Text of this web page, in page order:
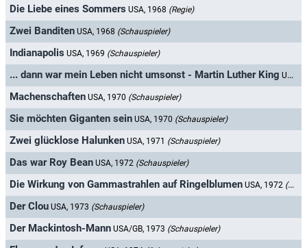
Die Liebe eines Sommers USA, 1968 (Regie)
Zwei Banditen USA, 1968 (Schauspieler)
Indianapolis USA, 1969 (Schauspieler)
... dann war mein Leben nicht umsonst - Martin Luther King USA, 1970
Machenschaften USA, 1970 (Schauspieler)
Sie möchten Giganten sein USA, 1970 (Schauspieler)
Zwei glücklose Halunken USA, 1971 (Schauspieler)
Das war Roy Bean USA, 1972 (Schauspieler)
Die Wirkung von Gammastrahlen auf Ringelblumen USA, 1972 (Regie)
Der Clou USA, 1973 (Schauspieler)
Der Mackintosh-Mann USA/GB, 1973 (Schauspieler)